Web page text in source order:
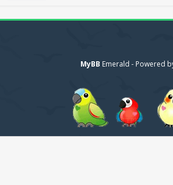
MyBB